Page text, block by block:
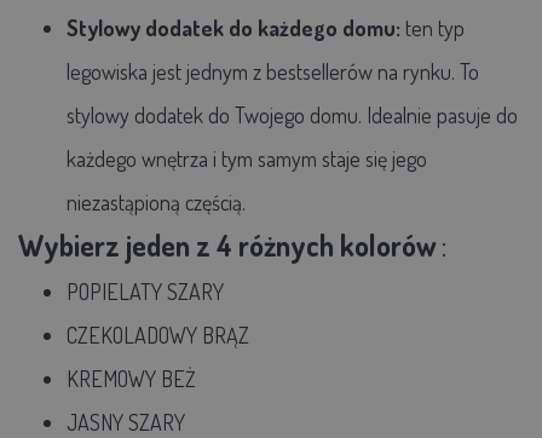
Stylowy dodatek do każdego domu: ten typ
legowiska jest jednym z bestsellerów na rynku. To
stylowy dodatek do Twojego domu. Idealnie pasuje do
każdego wnętrza i tym samym staje się jego
niezastąpioną częścią.
Wybierz jeden z 4 różnych kolorów:
POPIELATY SZARY
CZEKOLADOWY BRĄZ
KREMOWY BEŻ
JASNY SZARY